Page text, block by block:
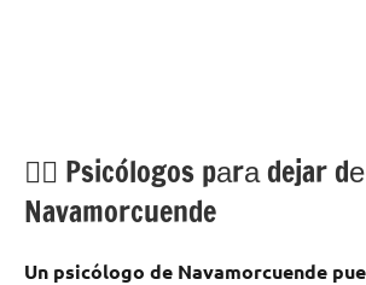
💁‍♂️ Psicólogos pаrа dejar
Navamorcuende
Un psicólogo dе Navamorcuende